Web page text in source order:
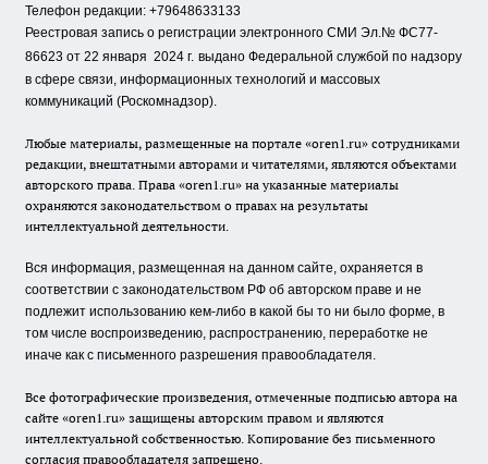
Телефон редакции: +79648633133
Реестровая запись о регистрации электронного СМИ Эл.№ ФС77-
86623 от 22 января 2024 г. выдано Федеральной службой по надзору
в сфере связи, информационных технологий и массовых
коммуникаций (Роскомнадзор).
Любые материалы, размещенные на портале «oren1.ru» сотрудниками
редакции, внештатными авторами и читателями, являются объектами
авторского права. Права «oren1.ru» на указанные материалы
охраняются законодательством о правах на результаты
интеллектуальной деятельности.
Вся информация, размещенная на данном сайте, охраняется в
соответствии с законодательством РФ об авторском праве и не
подлежит использованию кем-либо в какой бы то ни было форме, в
том числе воспроизведению, распространению, переработке не
иначе как с письменного разрешения правообладателя.
Все фотографические произведения, отмеченные подписью автора на
сайте «oren1.ru» защищены авторским правом и являются
интеллектуальной собственностью. Копирование без письменного
согласия правообладателя запрещено.